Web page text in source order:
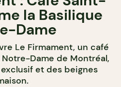
la Basilique
Dame
Le Firmament, un café
Dame de Montréal,
et des beignes